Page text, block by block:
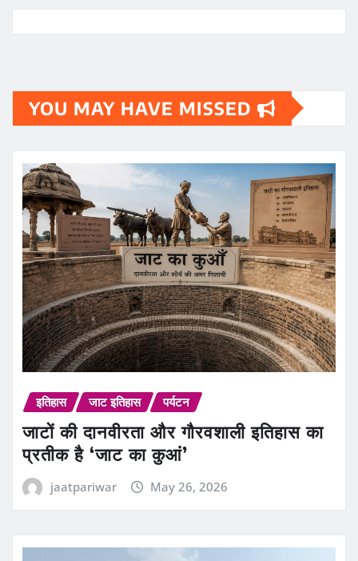
YOU MAY HAVE MISSED
इतिहास जाट इतिहास पर्यटन
जाटों की दानवीरता और गौरवशाली इतिहास का
प्रतीक है ‘जाट का कुआं’
jaatpariwar May 26, 2026